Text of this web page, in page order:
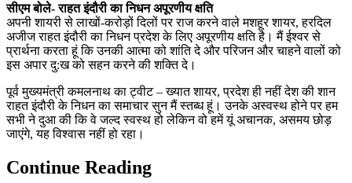
सीएम बोले- राहत इंदौरी का निधन अपूरणीय क्षति
अपनी शायरी से लाखों-करोड़ों दिलों पर राज करने वाले मशहूर शायर, हरदिल
अजीज राहत इंदौरी का निधन प्रदेश के लिए अपूरणीय क्षति है। मैं ईश्वर से
प्रार्थना करता हूं कि उनकी आत्मा को शांति दे और परिजन और चाहने वालों को
इस अपार दु:ख को सहन करने की शक्ति दे।
पूर्व मुख्यमंत्री कमलनाथ का ट्वीट – ख्यात शायर, प्रदेश ही नहीं देश की शान
राहत इंदौरी के निधन का समाचार सुन मैं स्तब्ध हूं। उनके अस्वस्थ होने पर हम
सभी ने दुआ की कि वे जल्द स्वस्थ हो लेकिन वो हमें यूं अचानक, असमय छोड़
जाएंगे, यह विश्वास नहीं हो रहा।
Continue Reading